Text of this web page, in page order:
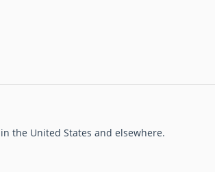
the United States and elsewhere.